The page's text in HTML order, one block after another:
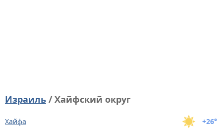
Израиль / Хайфский округ
+26°
Хайфа